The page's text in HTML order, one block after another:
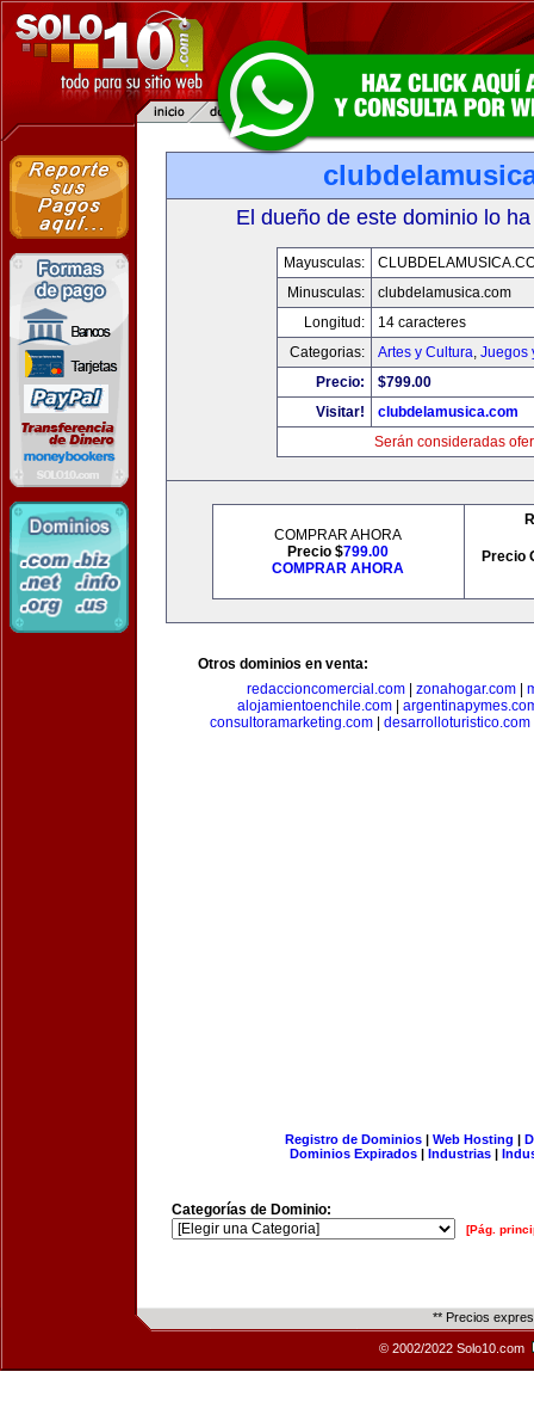
El dueño de este dominio lo
Mayusculas:
Minusculas:
clubdelamusica.com
Longitud:
14 caracteres
Categorias:
Artes y Cultura, Juegos
Precio:
$799.00
Visitar!
clubdelamusica.com
Serán consideradas
COMPRAR AHORA
Precio $799.00
COMPRAR AHORA
Precio
Otros dominios en venta:
redaccioncomercial.com
zonahogar.com
alojamientoenchile.com
consultoramarketing.com
desarrolloturistico.com
Registro de Dominios| Web Hosting |
Dominios Expirados | Industrias |
Categorías de Dominio:
[Pág.
** Precios
© 2002/2022 Solo10.com